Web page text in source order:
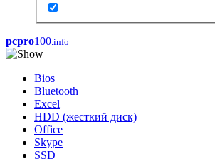
pcpro100.info
Bios
Bluetooth
Excel
HDD (жесткий диск)
Office
Skype
SSD